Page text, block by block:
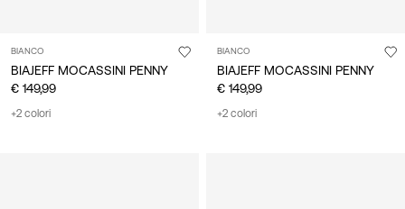
BIANCO
BIAJEFF MOCASSINI PENNY
€ 149,99
+2 colori
BIANCO
BIAJEFF MOCASSINI PENNY
€ 149,99
+2 colori